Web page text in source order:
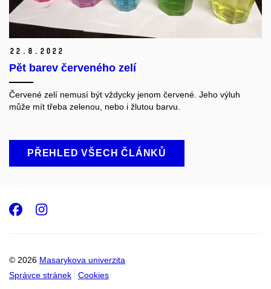
22. 8. 2022
Pět barev červeného zelí
Červené zelí nemusí být vždycky jenom červené. Jeho výluh
může mít třeba zelenou
nebo i žlutou barvu.
PŘEHLED VŠECH ČLÁNKŮ
© 2026 Masarykova univerzita
Správce stránek
Cookies
Facebook
Instagram